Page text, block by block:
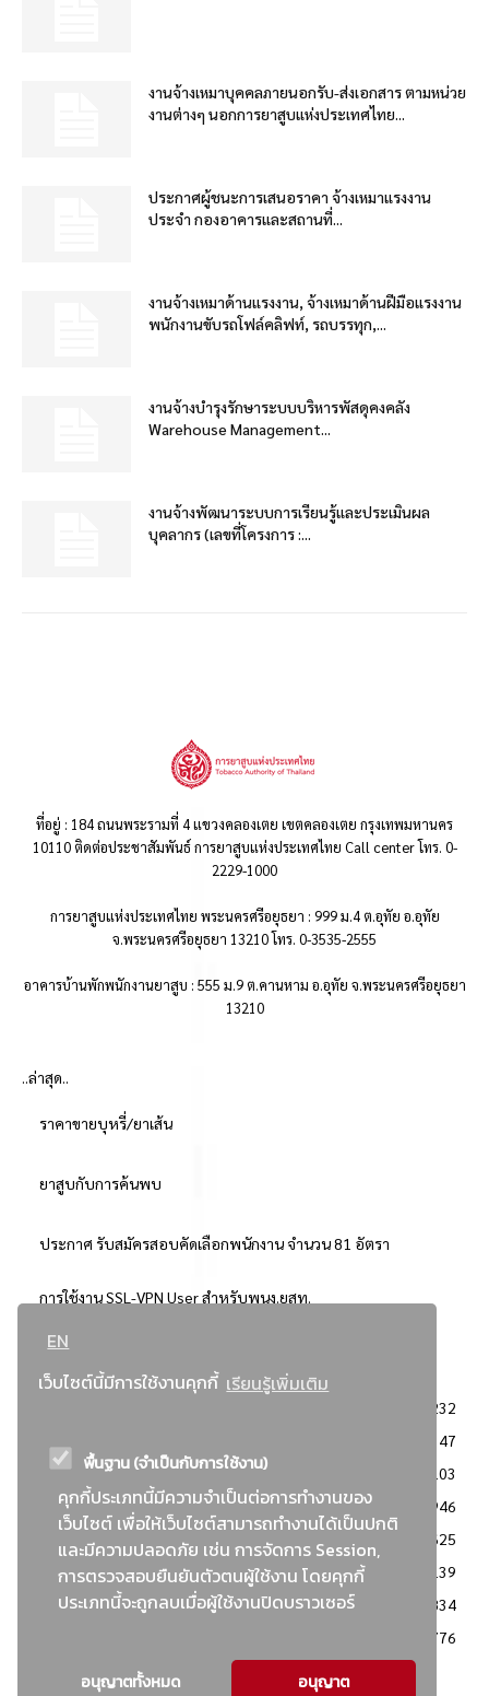
EN
เว็บไซต์นี้มีการใช้งานคุกกี้ เรียนรู้เพิ่มเติม
พื้นฐาน (จำเป็นกับการใช้งาน)
คุกกี้ประเภทนี้มีความจำเป็นต่อการทำงานของ
เว็บไซต์ เพื่อให้เว็บไซต์สามารถทำงานได้เป็นปกติ
และมีความปลอดภัย เช่น การจัดการ Session,
การตรวจสอบยืนยันตัวตนผู้ใช้งาน โดยคุกกี้
ประเภทนี้จะถูกลบเมื่อผู้ใช้งานปิดบราวเซอร์
อนุญาตทั้งหมด อนุญาต
งานจ้างเหมาบุคคลภายนอกรับ-ส่งเอกสาร ตามหน่วย
งานต่างๆ นอกการยาสูบแห่งประเทศไทย...
ประกาศผู้ชนะการเสนอราคา จ้างเหมาแรงงาน
ประจำ กองอาคารและสถานที่...
งานจ้างเหมาด้านแรงงาน, จ้างเหมาด้านฝีมือแรงงาน
พนักงานขับรถโฟล์คลิฟท์, รถบรรทุก,...
งานจ้างบำรุงรักษาระบบบริหารพัสดุคงคลัง
Warehouse Management...
งานจ้างพัฒนาระบบการเรียนรู้และประเมินผล
บุคลากร (เลขที่โครงการ :...
ที่อยู่ : 184 ถนนพระรามที่ 4 แขวงคลองเตย เขตคลองเตย กรุงเทพมหานคร
10110 ติดต่อประชาสัมพันธ์ การยาสูบแห่งประเทศไทย Call center โทร. 0-
2229-1000
การยาสูบแห่งประเทศไทย พระนครศรีอยุธยา : 999 ม.4 ต.อุทัย อ.อุทัย
จ.พระนครศรีอยุธยา 13210 โทร. 0-3535-2555
อาคารบ้านพักพนักงานยาสูบ : 555 ม.9 ต.คานหาม อ.อุทัย จ.พระนครศรีอยุธยา
13210
..ล่าสุด..
ราคาขายบุหรี่/ยาเส้น
ยาสูบกับการค้นพบ
ประกาศ รับสมัครสอบคัดเลือกพนักงาน จำนวน 81 อัตรา
การใช้งาน SSL-VPN User สำหรับพนง.ยสท.
..ยอดนิยม..
3232
2347
: วิธีเฉพาะเจาะจง
2103
ข่าวสาร/ประกาศ
1946
: เอกสารส่งเสริมความโปร่งใสในการจัดซื้อจัดจ้าง
1625
ข่าวสารจัดซื้อจัดจ้าง
1139
: แผนการจัดซื้อจัดจ้าง
834
776